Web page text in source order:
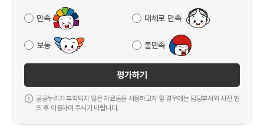
만족 대체로 만족
보통 불만족
평가하기
공공누리가 부착되지 않은 자료들을 사용하고자 할 경우에는 담당부서와 사전 협
의 후 이용하여 주시기 바랍니다.